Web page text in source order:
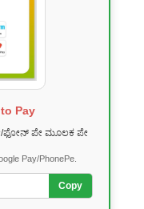
Pay
ಫೋನ್ ಪೇ ಮೂಲಕ ಪೇ
Pay/PhonePe.
Copy